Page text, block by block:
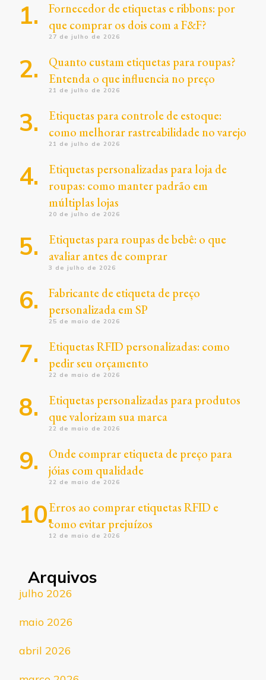
Fornecedor de etiquetas e ribbons: por
que comprar os dois com a F&F?
27 de julho de 2026
Quanto custam etiquetas para roupas?
Entenda o que influencia no preço
21 de julho de 2026
Etiquetas para controle de estoque:
como melhorar rastreabilidade no varejo
21 de julho de 2026
Etiquetas personalizadas para loja de
roupas: como manter padrão em
múltiplas lojas
20 de julho de 2026
Etiquetas para roupas de bebê: o que
avaliar antes de comprar
3 de julho de 2026
Fabricante de etiqueta de preço
personalizada em SP
25 de maio de 2026
Etiquetas RFID personalizadas: como
pedir seu orçamento
22 de maio de 2026
Etiquetas personalizadas para produtos
que valorizam sua marca
22 de maio de 2026
Onde comprar etiqueta de preço para
jóias com qualidade
22 de maio de 2026
Erros ao comprar etiquetas RFID e
como evitar prejuízos
12 de maio de 2026
Arquivos
julho 2026
maio 2026
abril 2026